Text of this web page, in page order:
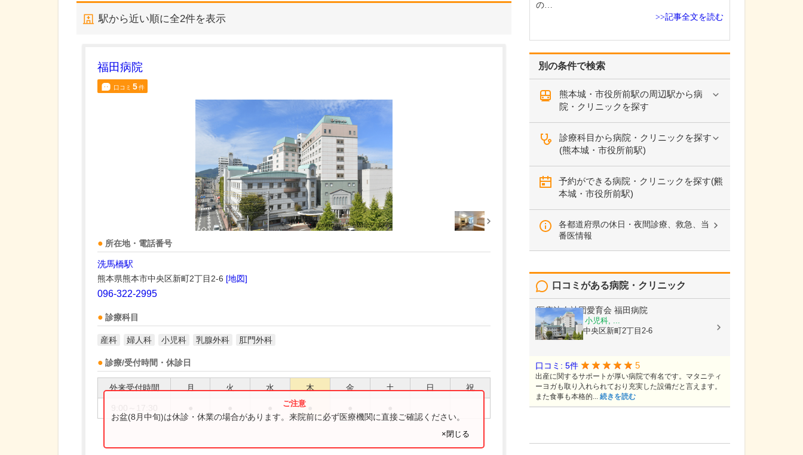
駅から近い順に全2件を表示
福田病院
口コミ 5件
所在地・電話番号
洗馬橋駅
熊本県熊本市中央区新町2丁目2-6 [地図]
096-322-2995
診療科目
産科 婦人科 小児科 乳腺外科 肛門外科
診療/受付時間・休診日
外来受付時間 月 火 水 木 金 土 日 祝
お盆(8月中旬)は休診・休業の場合があります。来院前に必ず医療機関に直接ご確認ください。
×閉じる
別の条件で検索
熊本城・市役所前駅の周辺駅から病
院・クリニックを探す
診療科目から病院・クリニックを探す
(熊本城・市役所前駅)
予約ができる病院・クリニックを探す(熊
本城・市役所前駅)
各都道府県の休日・夜間診療、救急、当
番医情報
口コミがある病院・クリニック
医療法人社団愛育会 福田病院
産科, 婦人科, 小児科, ...
熊本県熊本市中央区新町2丁目2-6
口コミ: 5件 5
出産に関するサポートが厚い病院で有名です。マタニティ
ーヨガも取り入れられており充実した設備だと言えます。
また食事も本格的... 続きを読む
度…
の…
>>記事全文を読む